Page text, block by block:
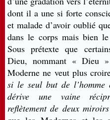
dont il a une si forte
et malade d’avoir oublié
dans le corps mais bien
Sous prétexte que
Dieu, nommant « Dieu
Moderne ne veut plus
si le seul but de l’homme
dérive une vaine
reflètement de deux